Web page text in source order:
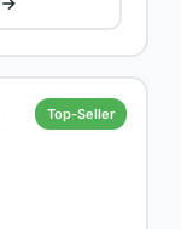
Top-Seller